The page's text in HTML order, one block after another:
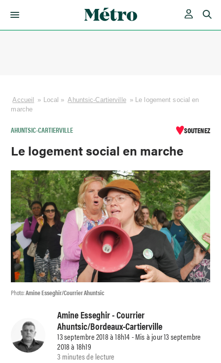
Accueil » Local » Ahuntsic-Cartierville » Le logement social en
marche
AHUNTSIC-CARTIERVILLE SOUTENEZ
Le logement social en marche
Photo:Amine Esseghir/Courrier Ahuntsic
Amine Esseghir- Courrier
Ahuntsic/Bordeaux-Cartierville
13 septembre 2018 à 18h14 - Mis à jour 13 septembre
2018 à 18h19
3 minutes de lecture